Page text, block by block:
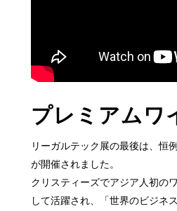
プレミアムワ
リーガルテック展の最後は、恒
が開催されました。
クリスティーズでアジア人初の
して活躍され、「世界のビジネ